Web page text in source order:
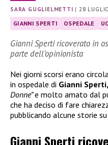
SARA GUGLIELMETTI | 28
GIANNI SPERTI OSPEDALE
Gianni Sperti ricoverato in
parte dell’opinionista
Nei giorni scorsi erano
in ospedale di Gianni Sperti,
Donne”e molto amato dal
che ha deciso di fare
pubblicando alcune storie
Gianni Sperti